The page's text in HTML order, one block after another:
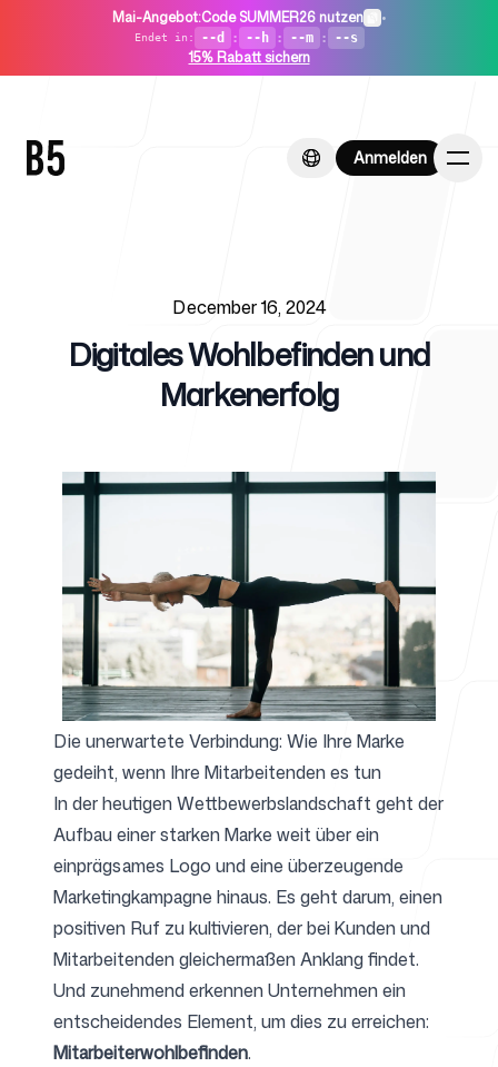
Mai-Angebot:Code SUMMER26 nutzen •
Endet in : --d : --h : --m : --s
15% Rabatt sichern
Anmelden
Anmelden
Startseite
Für Agenturen
Blog
Preise
Support
December 16, 2024
Digitales Wohlbefinden und
Markenerfolg
Die unerwartete Verbindung: Wie Ihre Marke
gedeiht, wenn Ihre Mitarbeitenden es tun
In der heutigen Wettbewerbslandschaft geht der
Aufbau einer starken Marke weit über ein
einprägsames Logo und eine überzeugende
Marketingkampagne hinaus. Es geht darum, einen
positiven Ruf zu kultivieren, der bei Kunden und
Mitarbeitenden gleichermaßen Anklang findet.
Und zunehmend erkennen Unternehmen ein
entscheidendes Element, um dies zu erreichen:
Mitarbeiterwohlbefinden.